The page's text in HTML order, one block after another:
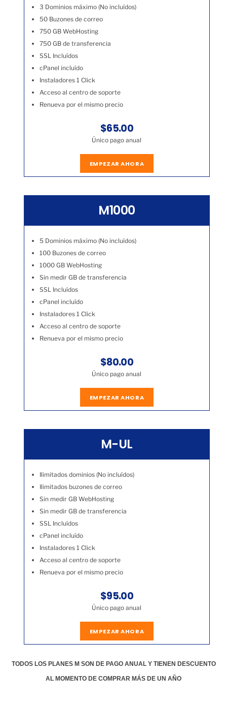
3 Dominios máximo (No incluídos)
50 Buzones de correo
750 GB WebHosting
750 GB de transferencia
SSL Incluídos
cPanel incluído
Instaladores 1 Click
Acceso al centro de soporte
Renueva por el mismo precio
$65.00
Único pago anual
EMPEZAR AHORA
M1000
5 Dominios máximo (No incluídos)
100 Buzones de correo
1000 GB WebHosting
Sin medir GB de transferencia
SSL Incluídos
cPanel incluído
Instaladores 1 Click
Acceso al centro de soporte
Renueva por el mismo precio
$80.00
Único pago anual
EMPEZAR AHORA
M-UL
Ilimitados dominios (No incluídos)
Ilimitados buzones de correo
Sin medir GB WebHosting
Sin medir GB de transferencia
SSL Incluídos
cPanel incluído
Instaladores 1 Click
Acceso al centro de soporte
Renueva por el mismo precio
$95.00
Único pago anual
EMPEZAR AHORA
TODOS LOS PLANES M SON DE PAGO ANUAL Y TIENEN DESCUENTO
AL MOMENTO DE COMPRAR MÁS DE UN AÑO